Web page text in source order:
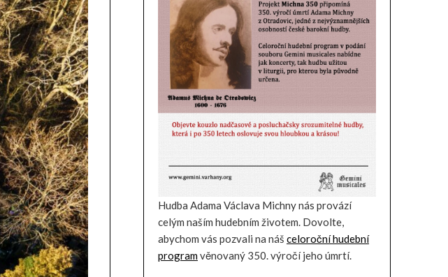
Hudba Adama Václava Michny nás provází
celým naším hudebním životem. Dovolte,
abychom vás pozvali na náš celoroční hudební
programvěnovaný 350. výročí jeho úmrtí.